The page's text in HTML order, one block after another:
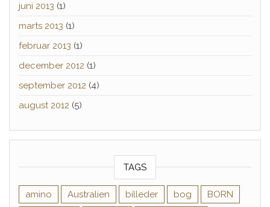
juni 2013 (1)
marts 2013 (1)
februar 2013 (1)
december 2012 (1)
september 2012 (4)
august 2012 (5)
TAGS
amino Australien billeder bog
BORN